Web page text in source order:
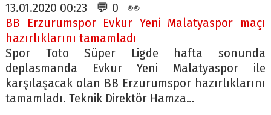
13.01.2020 00:23 💬 0 👀
BB Erzurumspor Evkur Yeni Malatyaspor maçı
hazırlıklarını tamamladı
Spor Toto Süper Ligde hafta sonunda
deplasmanda Evkur Yeni Malatyaspor ile
karşılaşacak olan BB Erzurumspor hazırlıklarını
tamamladı. Teknik Direktör Hamza…